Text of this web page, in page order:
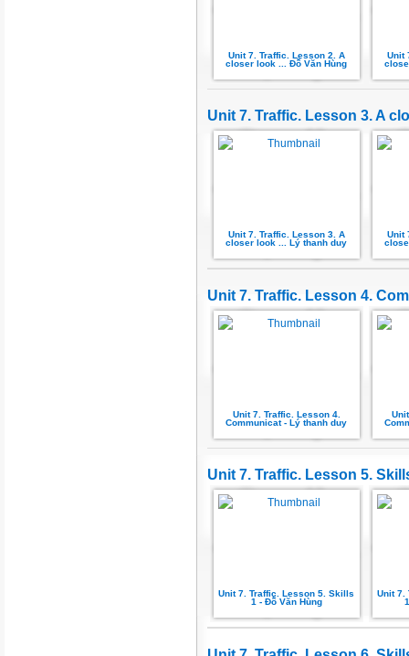
Unit 7. Traffic. Lesson 2. A
closer look ... Đỗ Văn Hùng
Unit
Unit 7. Traffic. Lesson 3. A
Unit 7. Traffic. Lesson 3. A
closer look ... Lý thanh duy
Unit
Unit 7. Traffic. Lesson 4.
Unit 7. Traffic. Lesson 4.
Communicat - Lý thanh duy
Unit 7. Traffic. Lesson 5.
Unit 7. Traffic. Lesson 5. Skills
1 - Đỗ Văn Hùng
Unit 7.